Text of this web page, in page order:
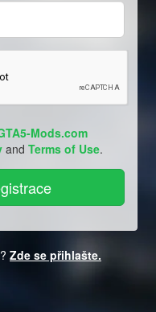
Mods.com
and Terms of Use.
Zde se přihlašte.